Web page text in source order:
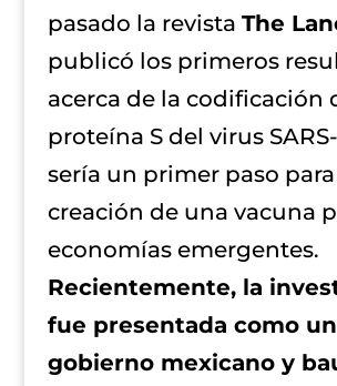
pasado la revista The
publicó los primeros
acerca de la codificación
proteína S del virus
sería un primer paso
creación de una vacuna
economías emergentes.
Recientemente, la
fue presentada como
gobierno mexicano y